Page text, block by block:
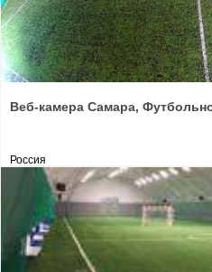
Веб-камера Самара,
Россия